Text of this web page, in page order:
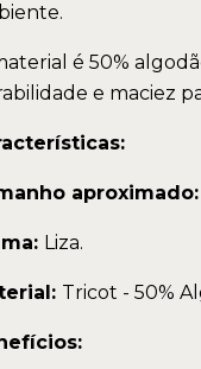
é 50%
e maciez
aproximado:
Liza.
Tricot - 50%